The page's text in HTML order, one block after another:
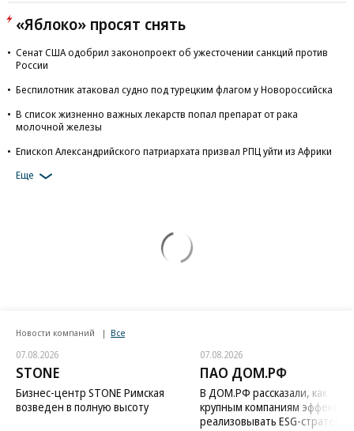
«Яблоко» просят снять
Сенат США одобрил законопроект об ужесточении санкций против
России
Беспилотник атаковал судно под турецким флагом у Новороссийска
В список жизненно важных лекарств попал препарат от рака
молочной железы
Епископ Александрийского патриархата призвал РПЦ уйти из Африки
Еще
Новости компаний Все
07.08.2026
STONE
Бизнес-центр STONE Римская
возведен в полную высоту
07.08.2026
ПАО ДОМ.РФ
В ДОМ.РФ рассказали, как
крупным компаниям
реализовывать ESG-стратегию